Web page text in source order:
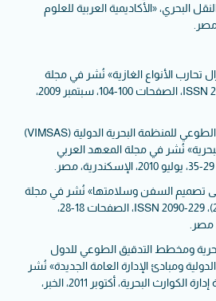
البحري، «الأكاديمية العربية للعلوم
مصر.
تحارب الأنواع الغازية» نُشر في مجلة
Shipgaz المجلد 5، ISSN 2000-169X، الصفحات 100-104، سبتمبر 2009،
«دور نظام التدقيق الحكومي الطوعي للمنظمة البحرية الدولية (VIMSAS)
نُشر في مجلة المعهد العربي
تصميم السفن وسلامتها» نُشر في مجلة
MRCC المجلد 1، العدد رقم (2)، ISSN 2090-229، الصفحات 18-28،
ومخطط التدقيق الطوعي للدول
ومبادئ الإدارة العامة الجديدة» نُشر
في الندوة الدولية الثالثة لمجلة إدارة الكوارث البحرية، أكتوبر 2011، الخبر،